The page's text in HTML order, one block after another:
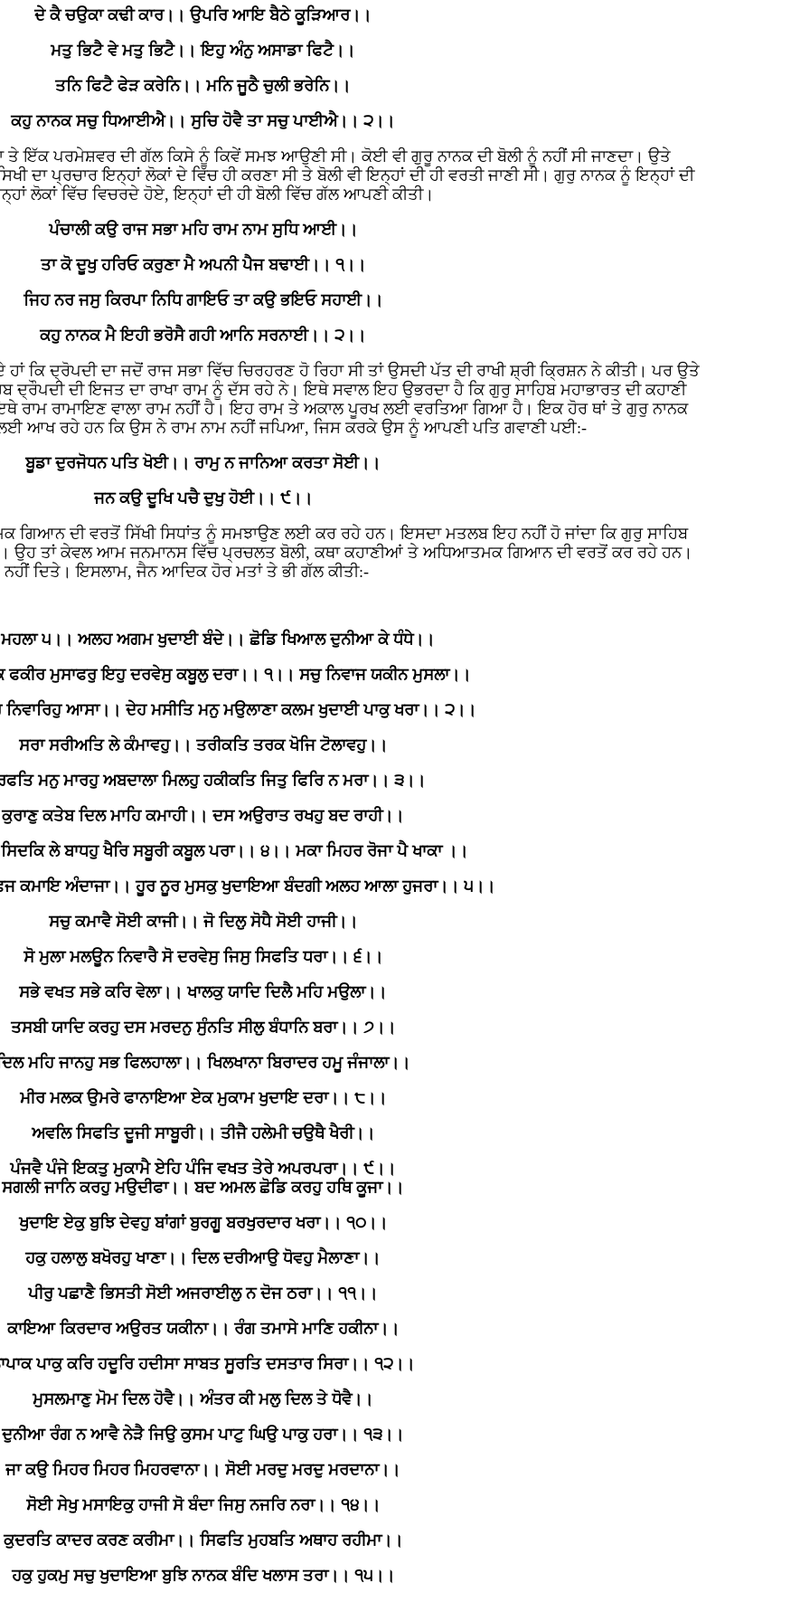
ਦੇ ਕੈ ਚਉਕਾ ਕਢੀ ਕਾਰ।। ਉਪਰਿ ਆਇ ਬੈਠੇ ਕੂੜਿਆਰ।।
ਮਤੁ ਭਿਟੈ ਵੇ ਮਤੁ ਭਿਟੈ।। ਇਹੁ ਅੰਨੁ ਅਸਾਡਾ ਫਿਟੈ।।
ਤਨਿ ਫਿਟੈ ਫੇੜ ਕਰੇਨਿ।। ਮਨਿ ਜੂਠੈ ਚੁਲੀ ਭਰੇਨਿ।।
ਕਹੁ ਨਾਨਕ ਸਚੁ ਧਿਆਈਐ।। ਸੁਚਿ ਹੋਵੈ ਤਾ ਸਚੁ ਪਾਈਐ।। ੨।।
ਇੱਕ ਪਰਮੇਸ਼ਵਰ ਦੀ ਗੱਲ ਕਿਸੇ ਨੂੰ ਕਿਵੇਂ ਸਮਝ ਆਉਣੀ ਸੀ। ਕੋਈ ਵੀ ਗੁਰੂ ਨਾਨਕ ਦੀ ਬੋਲੀ ਨੂੰ ਨਹੀਂ ਸੀ ਜਾਣਦਾ। ਉਤੇ
ਦਾ ਪ੍ਰਚਾਰ ਇਨ੍ਹਾਂ ਲੋਕਾਂ ਦੇ ਵਿੱਚ ਹੀ ਕਰਣਾ ਸੀ ਤੇ ਬੋਲੀ ਵੀ ਇਨ੍ਹਾਂ ਦੀ ਹੀ ਵਰਤੀ ਜਾਣੀ ਸੀ। ਗੁਰੁ ਨਾਨਕ ਨੂੰ ਇਨ੍ਹਾਂ ਦੀ
ਲੋਕਾਂ ਵਿੱਚ ਵਿਚਰਦੇ ਹੋਏ, ਇਨ੍ਹਾਂ ਦੀ ਹੀ ਬੋਲੀ ਵਿੱਚ ਗੱਲ ਆਪਣੀ ਕੀਤੀ।
ਪੰਚਾਲੀ ਕਉ ਰਾਜ ਸਭਾ ਮਹਿ ਰਾਮ ਨਾਮ ਸੁਧਿ ਆਈ।।
ਤਾ ਕੋ ਦੂਖੁ ਹਰਿਓ ਕਰੁਣਾ ਮੈ ਅਪਨੀ ਪੈਜ ਬਢਾਈ।। ੧।।
ਜਿਹ ਨਰ ਜਸੁ ਕਿਰਪਾ ਨਿਧਿ ਗਾਇਓ ਤਾ ਕਉ ਭਇਓ ਸਹਾਈ।।
ਕਹੁ ਨਾਨਕ ਮੈ ਇਹੀ ਭਰੋਸੈ ਗਹੀ ਆਨਿ ਸਰਨਾਈ।। ੨।।
ਹਾਂ ਕਿ ਦ੍ਰੋਪਦੀ ਦਾ ਜਦੋਂ ਰਾਜ ਸਭਾ ਵਿੱਚ ਚਿਰਹਰਣ ਹੋ ਰਿਹਾ ਸੀ ਤਾਂ ਉਸਦੀ ਪੱਤ ਦੀ ਰਾਖੀ ਸ਼੍ਰੀ ਕ੍ਰਿਸ਼ਨ ਨੇ ਕੀਤੀ। ਪਰ ਉਤੇ
ਦ੍ਰੌਪਦੀ ਦੀ ਇਜਤ ਦਾ ਰਾਖਾ ਰਾਮ ਨੂੰ ਦੱਸ ਰਹੇ ਨੇ। ਇਥੇ ਸਵਾਲ ਇਹ ਉਭਰਦਾ ਹੈ ਕਿ ਗੁਰੁ ਸਾਹਿਬ ਮਹਾਭਾਰਤ ਦੀ ਕਹਾਣੀ
ਰਾਮ ਰਾਮਾਇਣ ਵਾਲਾ ਰਾਮ ਨਹੀਂ ਹੈ। ਇਹ ਰਾਮ ਤੇ ਅਕਾਲ ਪੂਰਖ ਲਈ ਵਰਤਿਆ ਗਿਆ ਹੈ। ਇਕ ਹੋਰ ਥਾਂ ਤੇ ਗੁਰੁ ਨਾਨਕ
ਲਈ ਆਖ ਰਹੇ ਹਨ ਕਿ ਉਸ ਨੇ ਰਾਮ ਨਾਮ ਨਹੀਂ ਜਪਿਆ, ਜਿਸ ਕਰਕੇ ਉਸ ਨੂੰ ਆਪਣੀ ਪਤਿ ਗਵਾਣੀ ਪਈ:-
ਬੂਡਾ ਦੁਰਜੋਧਨ ਪਤਿ ਖੋਈ।। ਰਾਮੁ ਨ ਜਾਨਿਆ ਕਰਤਾ ਸੋਈ।।
ਜਨ ਕਉ ਦੂਖਿ ਪਚੈ ਦੁਖੁ ਹੋਈ।। ੯।।
ਦੀ ਵਰਤੋਂ ਸਿੱਖੀ ਸਿਧਾਂਤ ਨੂੰ ਸਮਝਾਉਣ ਲਈ ਕਰ ਰਹੇ ਹਨ। ਇਸਦਾ ਮਤਲਬ ਇਹ ਨਹੀਂ ਹੋ ਜਾਂਦਾ ਕਿ ਗੁਰੁ ਸਾਹਿਬ
ਉਹ ਤਾਂ ਕੇਵਲ ਆਮ ਜਨਮਾਨਸ ਵਿੱਚ ਪ੍ਰਚਲਤ ਬੋਲੀ, ਕਥਾ ਕਹਾਣੀਆਂ ਤੇ ਅਧਿਆਤਮਕ ਗਿਆਨ ਦੀ ਵਰਤੋਂ ਕਰ ਰਹੇ ਹਨ।
ਦਿਤੇ। ਇਸਲਾਮ, ਜੈਨ ਆਦਿਕ ਹੋਰ ਮਤਾਂ ਤੇ ਭੀ ਗੱਲ ਕੀਤੀ:-
ਮਹਲਾ ੫।। ਅਲਹ ਅਗਮ ਖੁਦਾਈ ਬੰਦੇ।। ਛੋਡਿ ਖਿਆਲ ਦੁਨੀਆ ਕੇ ਧੰਧੇ।।
ਫਕੀਰ ਮੁਸਾਫਰੁ ਇਹੁ ਦਰਵੇਸੁ ਕਬੂਲੁ ਦਰਾ।। ੧।। ਸਚੁ ਨਿਵਾਜ ਯਕੀਨ ਮੁਸਲਾ।।
ਨਿਵਾਰਿਹੁ ਆਸਾ।। ਦੇਹ ਮਸੀਤਿ ਮਨੁ ਮਉਲਾਣਾ ਕਲਮ ਖੁਦਾਈ ਪਾਕੁ ਖਰਾ।। ੨।।
ਸਰਾ ਸਰੀਅਤਿ ਲੇ ਕੰਮਾਵਹੁ।। ਤਰੀਕਤਿ ਤਰਕ ਖੋਜਿ ਟੋਲਾਵਹੁ।।
ਮਨੁ ਮਾਰਹੁ ਅਬਦਾਲਾ ਮਿਲਹੁ ਹਕੀਕਤਿ ਜਿਤੁ ਫਿਰਿ ਨ ਮਰਾ।। ੩।।
ਕੁਰਾਣੁ ਕਤੇਬ ਦਿਲ ਮਾਹਿ ਕਮਾਹੀ।। ਦਸ ਅਉਰਾਤ ਰਖਹੁ ਬਦ ਰਾਹੀ।।
ਲੇ ਬਾਧਹੁ ਖੈਰਿ ਸਬੂਰੀ ਕਬੂਲ ਪਰਾ।। ੪।। ਮਕਾ ਮਿਹਰ ਰੋਜਾ ਪੈ ਖਾਕਾ ।।
ਕਮਾਇ ਅੰਦਾਜਾ।। ਹੂਰ ਨੂਰ ਮੁਸਕੁ ਖੁਦਾਇਆ ਬੰਦਗੀ ਅਲਹ ਆਲਾ ਹੁਜਰਾ।। ੫।।
ਸਚੁ ਕਮਾਵੈ ਸੋਈ ਕਾਜੀ।। ਜੋ ਦਿਲੁ ਸੋਧੈ ਸੋਈ ਹਾਜੀ।।
ਸੋ ਮੁਲਾ ਮਲਊਨ ਨਿਵਾਰੈ ਸੋ ਦਰਵੇਸੁ ਜਿਸੁ ਸਿਫਤਿ ਧਰਾ।। ੬।।
ਸਭੇ ਵਖਤ ਸਭੇ ਕਰਿ ਵੇਲਾ।। ਖਾਲਕੁ ਯਾਦਿ ਦਿਲੈ ਮਹਿ ਮਉਲਾ।।
ਤਸਬੀ ਯਾਦਿ ਕਰਹੁ ਦਸ ਮਰਦਨੁ ਸੁੰਨਤਿ ਸੀਲੁ ਬੰਧਾਨਿ ਬਰਾ।। ੭।।
ਮਹਿ ਜਾਨਹੁ ਸਭ ਫਿਲਹਾਲਾ।। ਖਿਲਖਾਨਾ ਬਿਰਾਦਰ ਹਮੂ ਜੰਜਾਲਾ।।
ਮੀਰ ਮਲਕ ਉਮਰੇ ਫਾਨਾਇਆ ਏਕ ਮੁਕਾਮ ਖੁਦਾਇ ਦਰਾ।। ੮।।
ਅਵਲਿ ਸਿਫਤਿ ਦੂਜੀ ਸਾਬੂਰੀ।। ਤੀਜੈ ਹਲੇਮੀ ਚਉਥੈ ਖੈਰੀ।।
ਪੰਜਵੈ ਪੰਜੇ ਇਕਤੁ ਮੁਕਾਮੈ ਏਹਿ ਪੰਜਿ ਵਖਤ ਤੇਰੇ ਅਪਰਪਰਾ।। ੯।।
ਸਗਲੀ ਜਾਨਿ ਕਰਹੁ ਮਉਦੀਫਾ।। ਬਦ ਅਮਲ ਛੋਡਿ ਕਰਹੁ ਹਥਿ ਕੂਜਾ।।
ਖੁਦਾਇ ਏਕੁ ਬੁਝਿ ਦੇਵਹੁ ਬਾਂਗਾਂ ਬੁਰਗੂ ਬਰਖੁਰਦਾਰ ਖਰਾ।। ੧੦।।
ਹਕੁ ਹਲਾਲੁ ਬਖੋਰਹੁ ਖਾਣਾ।। ਦਿਲ ਦਰੀਆਉ ਧੋਵਹੁ ਮੈਲਾਣਾ।।
ਪੀਰੁ ਪਛਾਣੈ ਭਿਸਤੀ ਸੋਈ ਅਜਰਾਈਲੁ ਨ ਦੋਜ ਠਰਾ।। ੧੧।।
ਕਾਇਆ ਕਿਰਦਾਰ ਅਉਰਤ ਯਕੀਨਾ।। ਰੰਗ ਤਮਾਸੇ ਮਾਣਿ ਹਕੀਨਾ।।
ਪਾਕੁ ਕਰਿ ਹਦੂਰਿ ਹਦੀਸਾ ਸਾਬਤ ਸੂਰਤਿ ਦਸਤਾਰ ਸਿਰਾ।। ੧੨।।
ਮੁਸਲਮਾਣੁ ਮੋਮ ਦਿਲ ਹੋਵੈ।। ਅੰਤਰ ਕੀ ਮਲੁ ਦਿਲ ਤੇ ਧੋਵੈ।।
ਦੁਨੀਆ ਰੰਗ ਨ ਆਵੈ ਨੇੜੈ ਜਿਉ ਕੁਸਮ ਪਾਟੁ ਘਿਉ ਪਾਕੁ ਹਰਾ।। ੧੩।।
ਜਾ ਕਉ ਮਿਹਰ ਮਿਹਰ ਮਿਹਰਵਾਨਾ।। ਸੋਈ ਮਰਦੁ ਮਰਦੁ ਮਰਦਾਨਾ।।
ਸੋਈ ਸੇਖੁ ਮਸਾਇਕੁ ਹਾਜੀ ਸੋ ਬੰਦਾ ਜਿਸੁ ਨਜਰਿ ਨਰਾ।। ੧੪।।
ਕੁਦਰਤਿ ਕਾਦਰ ਕਰਣ ਕਰੀਮਾ।। ਸਿਫਤਿ ਮੁਹਬਤਿ ਅਥਾਹ ਰਹੀਮਾ।।
ਹਕੁ ਹੁਕਮੁ ਸਚੁ ਖੁਦਾਇਆ ਬੁਝਿ ਨਾਨਕ ਬੰਦਿ ਖਲਾਸ ਤਰਾ।। ੧੫।।